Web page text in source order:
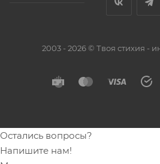
2003 - 2026 © Твоя стихия -
Остались вопросы?
Напишите нам!